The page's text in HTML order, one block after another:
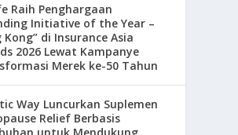
Raih Penghargaan
Initiative of the Year –
Kong” di Insurance Asia
2026 Lewat Kampanye
Merek ke-50 Tahun
Way Luncurkan Suplemen
Relief Berbasis